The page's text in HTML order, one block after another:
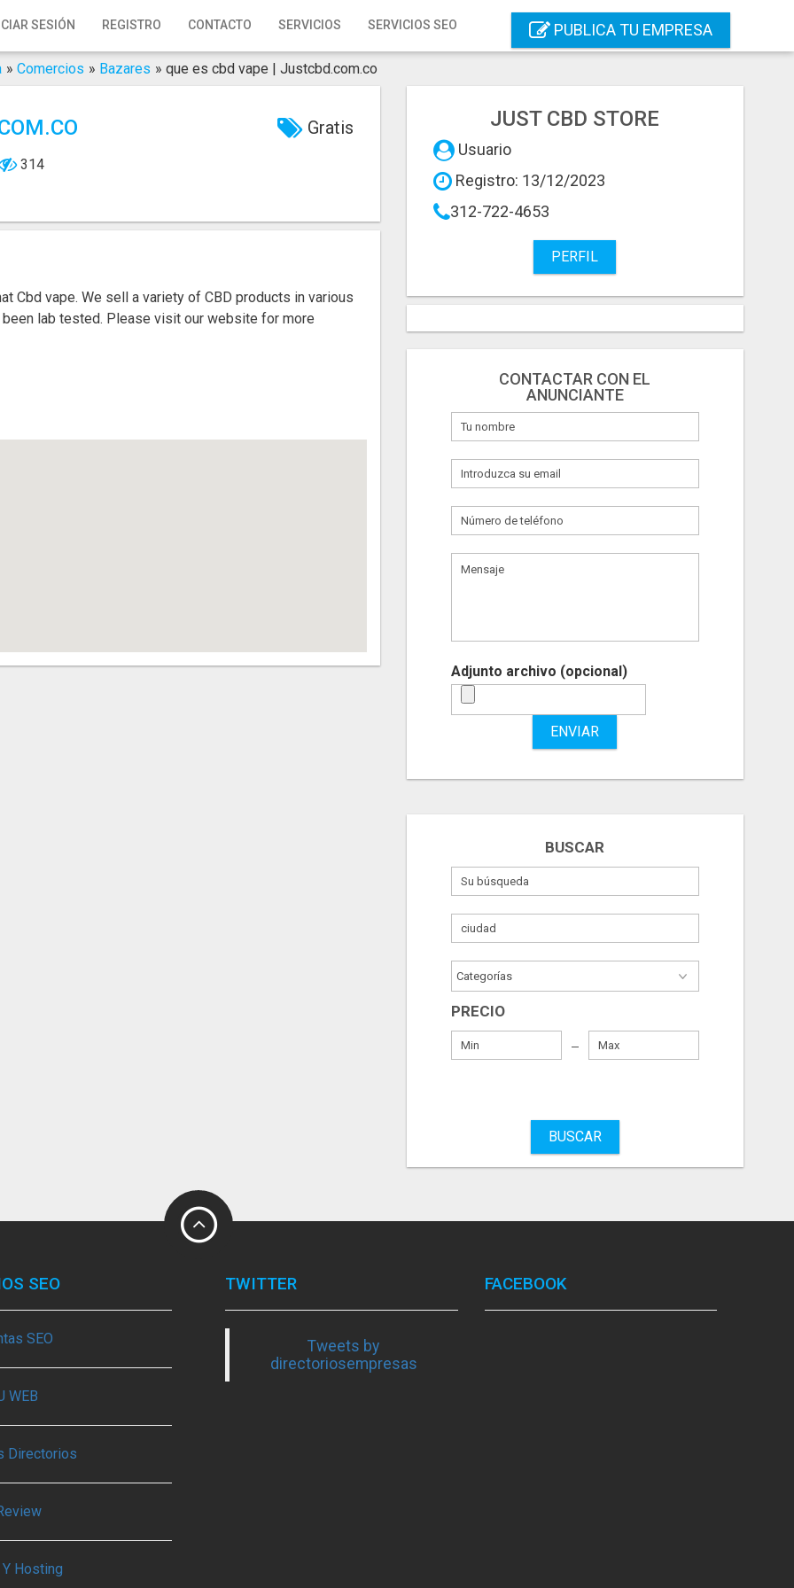
SESIÓN REGISTRO CONTACTO SERVICIOS SERVICIOS SEO PUBLICA TU EMPRESA
» Comercios » Bazares » que es cbd vape | Justcbd.com.co
Gratis
314
Cbd vape. We sell a variety of CBD products in various
lab tested. Please visit our website for more
JUST CBD STORE
Usuario
Registro: 13/12/2023
312-722-4653
PERFIL
CONTACTAR CON EL
ANUNCIANTE
Adjunto archivo (opcional)
ENVIAR
BUSCAR
PRECIO
BUSCAR
SEO
SEO
WEB
Directorios
Hosting
TWITTER
Tweets by
directoriosempresas
FACEBOOK